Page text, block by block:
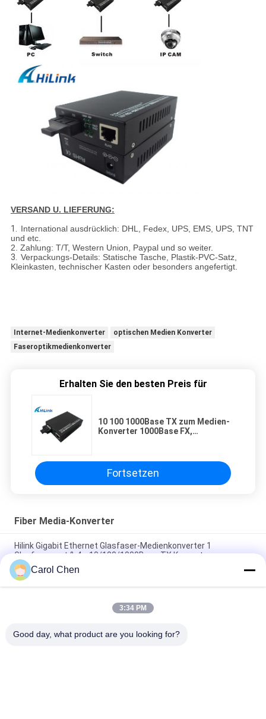
VERSAND U. LIEFERUNG:
1. International ausdrücklich: DHL, Fedex, UPS, EMS, UPS, TNT
und etc.
2. Zahlung: T/T, Western Union, Paypal und so weiter.
3. Verpackungs-Details: Statische Tasche, Plastik-PVC-Satz,
Kleinkasten, technischer Kasten oder besonders angefertigt.
Internet-Medienkonverter
optischen Medien Konverter
Faseroptikmedienkonverter
Erhalten Sie den besten Preis für
10 100 1000Base TX zum Medien-
Konverter 1000Base FX,
Fortsetzen
Fiber Media-Konverter
Hilink Gigabit Ethernet Glasfaser-Medienkonverter 1
Glasfaserport & 4 x 10/100/1000Base TX Konverter
Hilink 4-Port 10/100/1000BASE-TX+1000Base-FX Industrie-
Ethernet-Schalter
BIDI-WDM-Einzelfaser-Medienwandler 10/100M 1310/1550nm
Carol Chen
3:34 PM
Good day, what product are you looking for?